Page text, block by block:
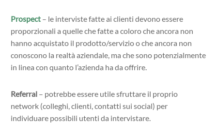
Prospect – le interviste fatte ai clienti devono essere
proporzionali a quelle che fatte a coloro che ancora non
hanno acquistato il prodotto/servizio o che ancora non
conoscono la realtà aziendale, ma che sono potenzialmente
in linea con quanto l’azienda ha da offrire.
Referral – potrebbe essere utile sfruttare il proprio
network (colleghi, clienti, contatti sui social) per
individuare possibili utenti da intervistare.